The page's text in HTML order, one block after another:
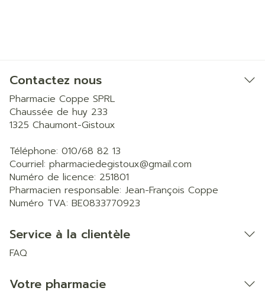
Contactez nous
Pharmacie Coppe SPRL
Chaussée de huy 233
1325 Chaumont-Gistoux
Téléphone: 010/68 82 13
Courriel: pharmaciedegistoux@gmail.com
Numéro de licence: 251801
Pharmacien responsable: Jean-François Coppe
Numéro TVA: BE0833770923
Service à la clientèle
FAQ
Votre pharmacie